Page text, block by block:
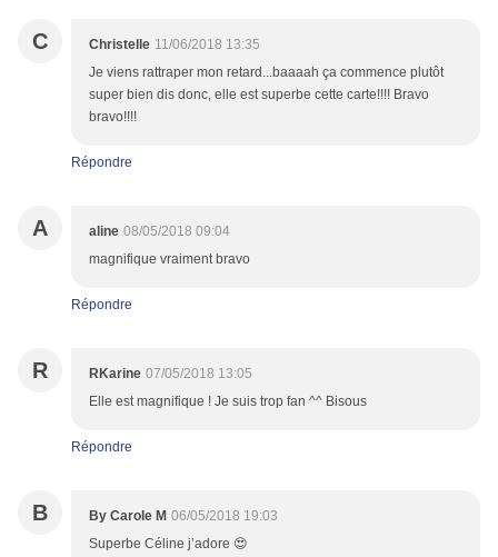
C Christelle 11/06/2018 13:35
Je viens rattraper mon retard...baaaah ça commence plutôt
super bien dis donc, elle est superbe cette carte!!!! Bravo
bravo!!!!
Répondre
A aline 08/05/2018 09:04
magnifique vraiment bravo
Répondre
R RKarine 07/05/2018 13:05
Elle est magnifique ! Je suis trop fan ^^ Bisous
Répondre
B By Carole M 06/05/2018 19:03
Superbe Céline j’adore 😍